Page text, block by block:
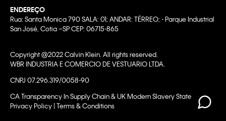
ENDEREÇO
Rua: Santa Monica 790 SALA: 01; ANDAR: TÉRREO; - Parque Industrial
San José, Cotia –SP CEP: 06715-865
Copyright @2022 Calvin Klein. All rights reserved.
WBR INDUSTRIA E COMERCIO DE VESTUARIO LTDA.
CNPJ 07.296.319/0058-90
CA Transparency In Supply Chain & UK Modern Slavery Statement |
Privacy Policy | Terms & Conditions